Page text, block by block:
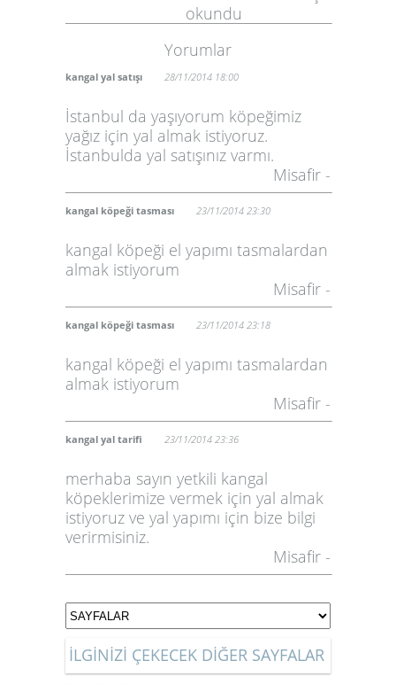
okundu
Yorumlar
kangal yal satışı 28/11/2014 18:00
İstanbul da yaşıyorum köpeğimiz
yağız için yal almak istiyoruz.
İstanbulda yal satışınız varmı.
Misafir -
kangal köpeği tasması 23/11/2014 23:30
kangal köpeği el yapımı tasmalardan
almak istiyorum
Misafir -
kangal köpeği tasması 23/11/2014 23:18
kangal köpeği el yapımı tasmalardan
almak istiyorum
Misafir -
kangal yal tarifi 23/11/2014 23:36
merhaba sayın yetkili kangal
köpeklerimize vermek için yal almak
istiyoruz ve yal yapımı için bize bilgi
verirmisiniz.
Misafir -
İLGİNİZİ ÇEKECEK DİĞER SAYFALAR